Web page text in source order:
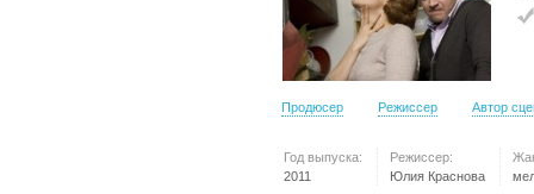
Продюсер Режиссер Автор
Год выпуска:
2011
Режиссер:
Юлия Краснова